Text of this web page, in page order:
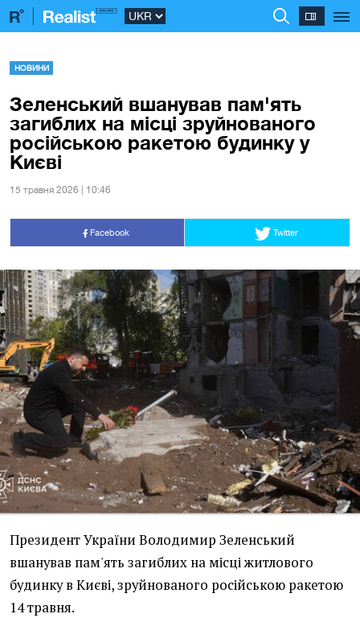
НОВИНИ
Зеленський вшанував пам'ять
загиблих на місці зруйнованого
російською ракетою будинку у
Києві
15 травня 2026 | 10:46
Facebook Twitter
Президент України Володимир Зеленський
вшанував пам'ять загиблих на місці житлового
будинку в Києві, зруйнованого російською ракетою
14 травня.